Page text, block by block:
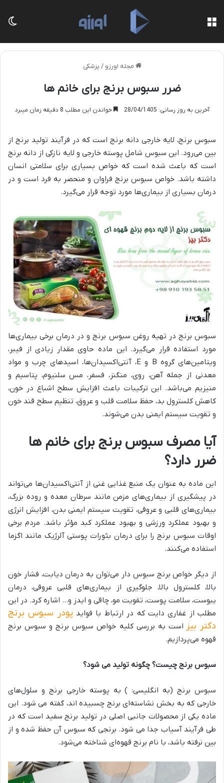
مجله اورزو / پزشکی
ضرر سبوس برنج برای خانم ها
آخرین به روز رسانی: 28/04/1405 خواندن این مطلب 8 دقیقه زمان میبرد
سبوس برنج، لایه خارجی دانه برنج است که در فرآیند تولید برنج از
بین می‌رود. این سبوس شامل پوسته خارجی و لایه نازکی از دانه برنج
است که باعث شده است که خواص بسیاری برای سلامتی انسان
داشته باشد. خواص سبوس برنج فراوان و منحصر به فرد است و در
درمان بسیاری از بیماری‌ها مورد توجه قرار می‌گیرد.
سبوس برنج در تهیه روغن سبوس برنج و در درمان برخی بیماری‌ها
مورد استفاده قرار می‌گیرد. این ماده حاوی مقدار زیادی از فیبر،
ویتامین‌های گروه B و E، آنتی‌اکسیدان‌ها، اسید‌های چرب و مواد
معدنی از جمله آهن، روی، منگنز، فسفر، مس سلنیوم، پتاسیم و
منیزیم می‌باشد. این ترکیبات باعث افزایش سطح اشباع در خون،
کاهش کلسترول بد، حفظ سلامت قلب و عروق، تنظیم سطح قند خون
و تقویت سیستم ایمنی بدن می‌شوند.
آیا مصرف سبوس برنج برای خانم ها
ضرر دارد؟
این ماده به عنوان یک منبع غذایی غنی از آنتی‌اکسیدان‌ها می‌تواند
در پیشگیری از بیماری‌های مزمن مانند سرطان معده و روده بزرگ،
بیماری‌های قلبی و عروقی، تقویت سیستم ایمنی بدن، افزایش انرژی
و بهبود عملکرد ورزشی و بهبود عملکرد کبد مؤثر باشد. مردم برخی
اوقات سبوس برنج را برای درمان بثورات پوستی آلرژیک مانند اگزما
استفاده می‌کنند.
از دیگر خواص برنج سبوس دار می‌توان به درمان دیابت، فشار خون
بالا، کلسترول بالا، جلوگیری از بیماری‌های قلبی عروقی، درمان
یبوست، سلامت پوست، تقویت مو، چاقی و ایدز و… اشاره کرد. در این
مطلب از غفاری دایت که در ارتباط با فوایدپودر سبوس برنج
دکتر بیز است به بررسی کلیه خواص سبوس برنج و سبوس برنج
قهوه می‌پردازیم.
سبوس برنج چیست؟ چگونه تولید می شود؟
سبوس برنج (به انگلیسی: ) به پوسته خارجی برنج و سلول‌های
خارجی که به بخش نشاسته‌ای برنج چسبیده اند، گفته می شود. این
ماده یکی از محصولات جانبی اصلی در تولید برنج سفید است که در
طی فرآیند آسیاب جدا می شود. برنجی که سبوس آن حفظ شده و از
بین نرفته باشد، با نام برنج قهوه‌ای شناخته می‌شود.